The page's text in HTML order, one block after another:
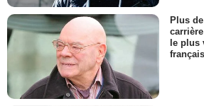
Plus
le plus